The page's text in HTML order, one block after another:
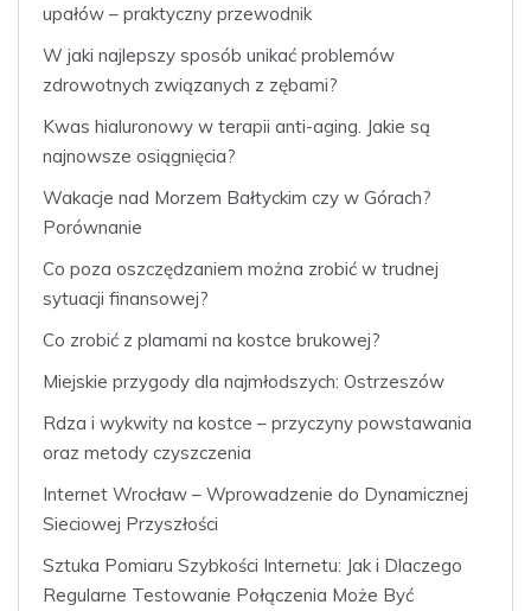
upałów – praktyczny przewodnik
W jaki najlepszy sposób unikać problemów
zdrowotnych związanych z zębami?
Kwas hialuronowy w terapii anti-aging. Jakie są
najnowsze osiągnięcia?
Wakacje nad Morzem Bałtyckim czy w Górach?
Porównanie
Co poza oszczędzaniem można zrobić w trudnej
sytuacji finansowej?
Co zrobić z plamami na kostce brukowej?
Miejskie przygody dla najmłodszych: Ostrzeszów
Rdza i wykwity na kostce – przyczyny powstawania
oraz metody czyszczenia
Internet Wrocław – Wprowadzenie do Dynamicznej
Sieciowej Przyszłości
Sztuka Pomiaru Szybkości Internetu: Jak i Dlaczego
Regularne Testowanie Połączenia Może Być